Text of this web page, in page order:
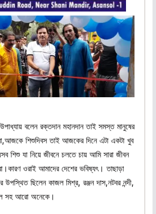
বলেন রক্তদান মহানদান তাই সমস্ত মানুষের
শিশুদিবস তাই আজকের দিনে এটা একটা খুব
শিশু যা নিয়ে জীবনে চলতে চায় আমি সারা জীবন
ওরাই আমাদের দেশের ভবিষ্যৎ। তাছাড়া
উপস্থিত ছিলেন কাজল মিশ্র, রঞ্জন দাস,নটবর নন্দী,
সহ আরো অনেকে।